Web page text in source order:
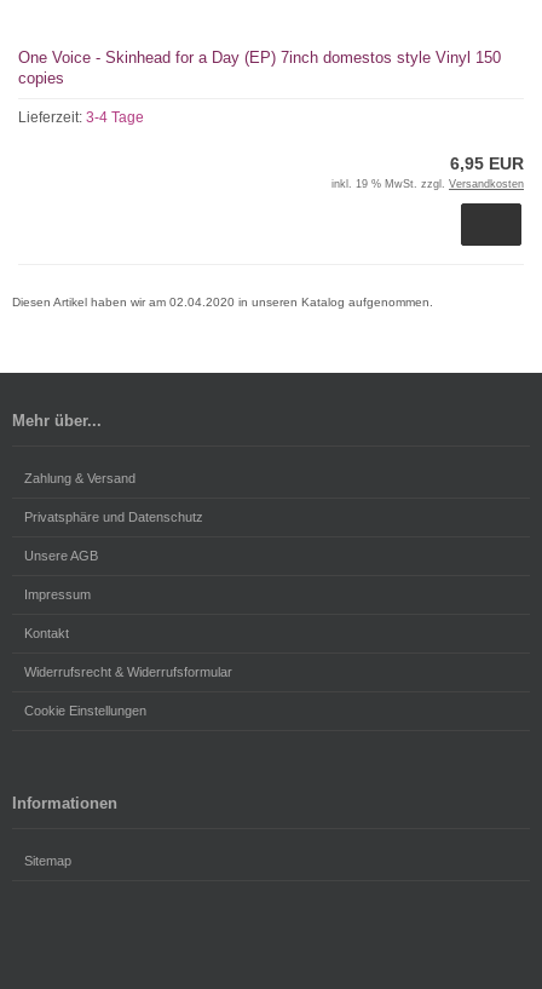
One Voice - Skinhead for a Day (EP) 7inch domestos style Vinyl 150
copies
Lieferzeit: 3-4 Tage
6,95 EUR
inkl. 19 % MwSt. zzgl. Versandkosten
Diesen Artikel haben wir am 02.04.2020 in unseren Katalog aufgenommen.
Mehr über...
Zahlung & Versand
Privatsphäre und Datenschutz
Unsere AGB
Impressum
Kontakt
Widerrufsrecht & Widerrufsformular
Cookie Einstellungen
Informationen
Sitemap